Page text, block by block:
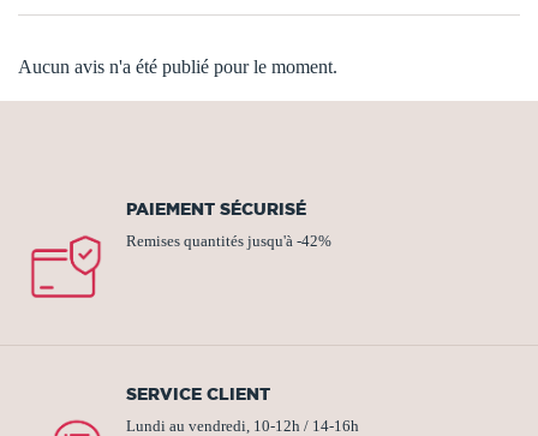
Aucun avis n'a été publié pour le moment.
PAIEMENT SÉCURISÉ
Remises quantités jusqu'à -42%
SERVICE CLIENT
Lundi au vendredi, 10-12h / 14-16h